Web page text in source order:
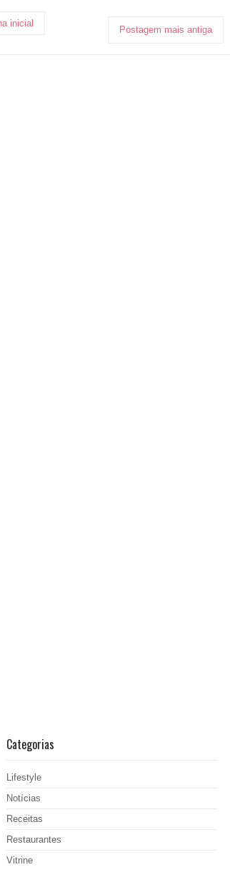
Postagem mais antiga
inicial
Categorias
Lifestyle
Notícias
Receitas
Restaurantes
Vitrine